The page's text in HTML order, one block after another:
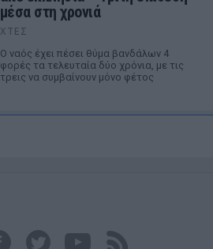
μέσα στη χρονιά
ΧΤΕΣ
Ο ναός έχει πέσει θύμα βανδάλων 4
φορές τα τελευταία δύο χρόνια, με τις
τρεις να συμβαίνουν μόνο φέτος